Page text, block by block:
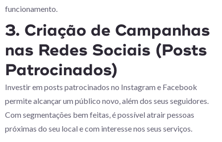
funcionamento.
3. Criação de Campanhas
nas Redes Sociais (Posts
Patrocinados)
Investir em posts patrocinados no Instagram e Facebook
permite alcançar um público novo, além dos seus seguidores.
Com segmentações bem feitas, é possível atrair pessoas
próximas do seu local e com interesse nos seus serviços.